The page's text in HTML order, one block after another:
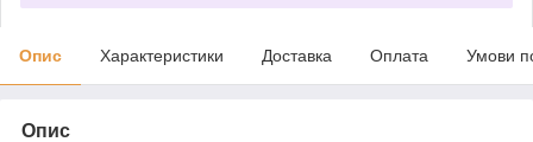
Опис Характеристики Доставка Оплата Умови
Опис